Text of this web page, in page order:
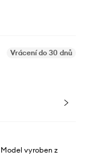
Vrácení do 30 dnů
vyroben z